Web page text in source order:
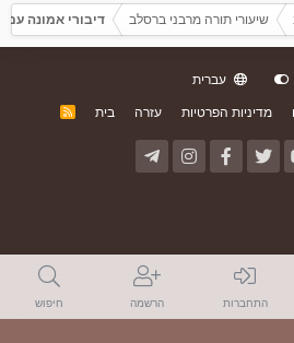
שיעורי תורה מרבני ברסלב דיבורי אמונה
עברית
מדיניות הפרטיות עזרה בית
R
התחברות הרשמה חיפוש